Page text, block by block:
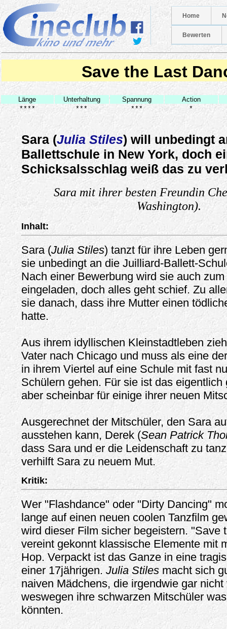
Home
Bewerten
Save the Last
Länge Unterhaltung Spannung
Action
****
*** *** *
Sara (Julia Stiles) will unbedingt
Ballettschule in New York, doch
Schicksalsschlag weiß das zu
Sara mit ihrer besten Freundin
Washington).
Inhalt:
Sara (Julia Stiles) tanzt für ihre Leben
sie unbedingt an die Juilliard-Ballett-
Nach einer Bewerbung wird sie auch
eingeladen, doch alles geht schief. Zu
sie danach, dass ihre Mutter einen
hatte.
Aus ihrem idyllischen Kleinstadtleben
Vater nach Chicago und muss als eine
in ihrem Viertel auf eine Schule mit fast
Schülern gehen. Für sie ist das eigentlich
aber scheinbar für einige ihrer neuen
Ausgerechnet der Mitschüler, den Sara
ausstehen kann, Derek (Sean Patrick
dass Sara und er die Leidenschaft zu
verhilft Sara zu neuem Mut.
Kritik:
Wer "Flashdance" oder "Dirty Dancing"
lange auf einen neuen coolen Tanzfilm
wird dieser Film sicher begeistern. "Save
vereint gekonnt klassische Elemente mit
Hop. Verpackt ist das Ganze in eine
einer 17jährigen. Julia Stiles macht sich
naiven Mädchens, die irgendwie gar
weswegen ihre schwarzen Mitschüler
könnten.